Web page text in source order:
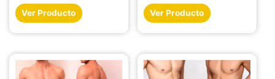
Ver Producto Ver Producto
Este
producto
Este
producto